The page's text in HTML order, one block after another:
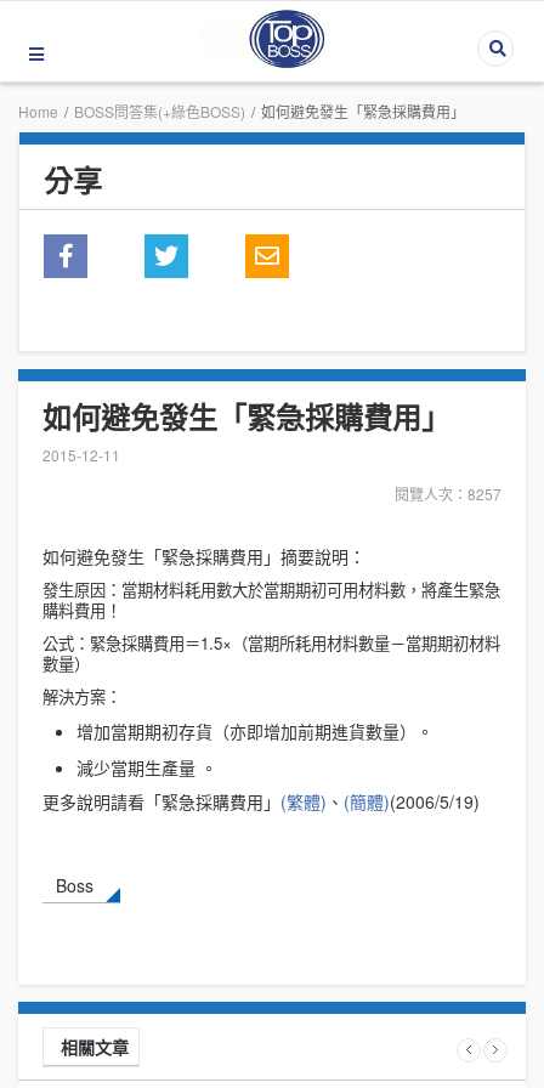
Home / BOSS問答集(+綠色BOSS) / 如何避免發生「緊急採購費用」
分享
如何避免發生「緊急採購費用」
2015-12-11
閱覽人次：8257
如何避免發生「緊急採購費用」摘要說明：
發生原因：當期材料耗用數大於當期期初可用材料數，將產生緊急
購料費用！
公式：緊急採購費用＝1.5×（當期所耗用材料數量－當期期初材料
數量）
解決方案：
增加當期期初存貨（亦即增加前期進貨數量）。
減少當期生產量 。
更多說明請看「緊急採購費用」 (繁體) 、 (簡體)(2006/5/19)
Boss
相關文章